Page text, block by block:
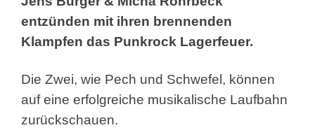
entzünden mit ihren brennenden
Klampfen das Punkrock Lagerfeuer.
Die Zwei, wie Pech und Schwefel, können
auf eine erfolgreiche musikalische Laufbahn
zurückschauen.